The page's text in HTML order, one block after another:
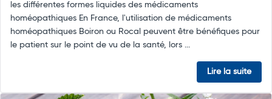
les différentes formes liquides des médicaments
homéopathiques En France, l'utilisation de médicaments
homéopathiques Boiron ou Rocal peuvent être bénéfiques pour
le patient sur le point de vu de la santé, lors ...
Lire la suite